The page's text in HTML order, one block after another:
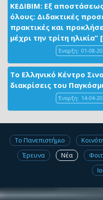
ΚΕΔΙΒΙΜ: Εξ
όλους: Διδακτικές
πρακτικές και
μέχρι την τρίτη
Έναρξη: 01-08-
Το Ελληνικό Κέντρο
διακρίσεις του
Έναρξη: 14-04-
Το Πανεπιστήμιο
Έρευνα
Νέα